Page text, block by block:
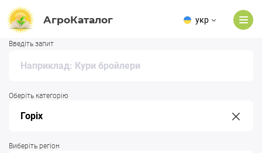
АгроКаталог укр
Введіть запит
Оберіть категорію
Виберіть регіон